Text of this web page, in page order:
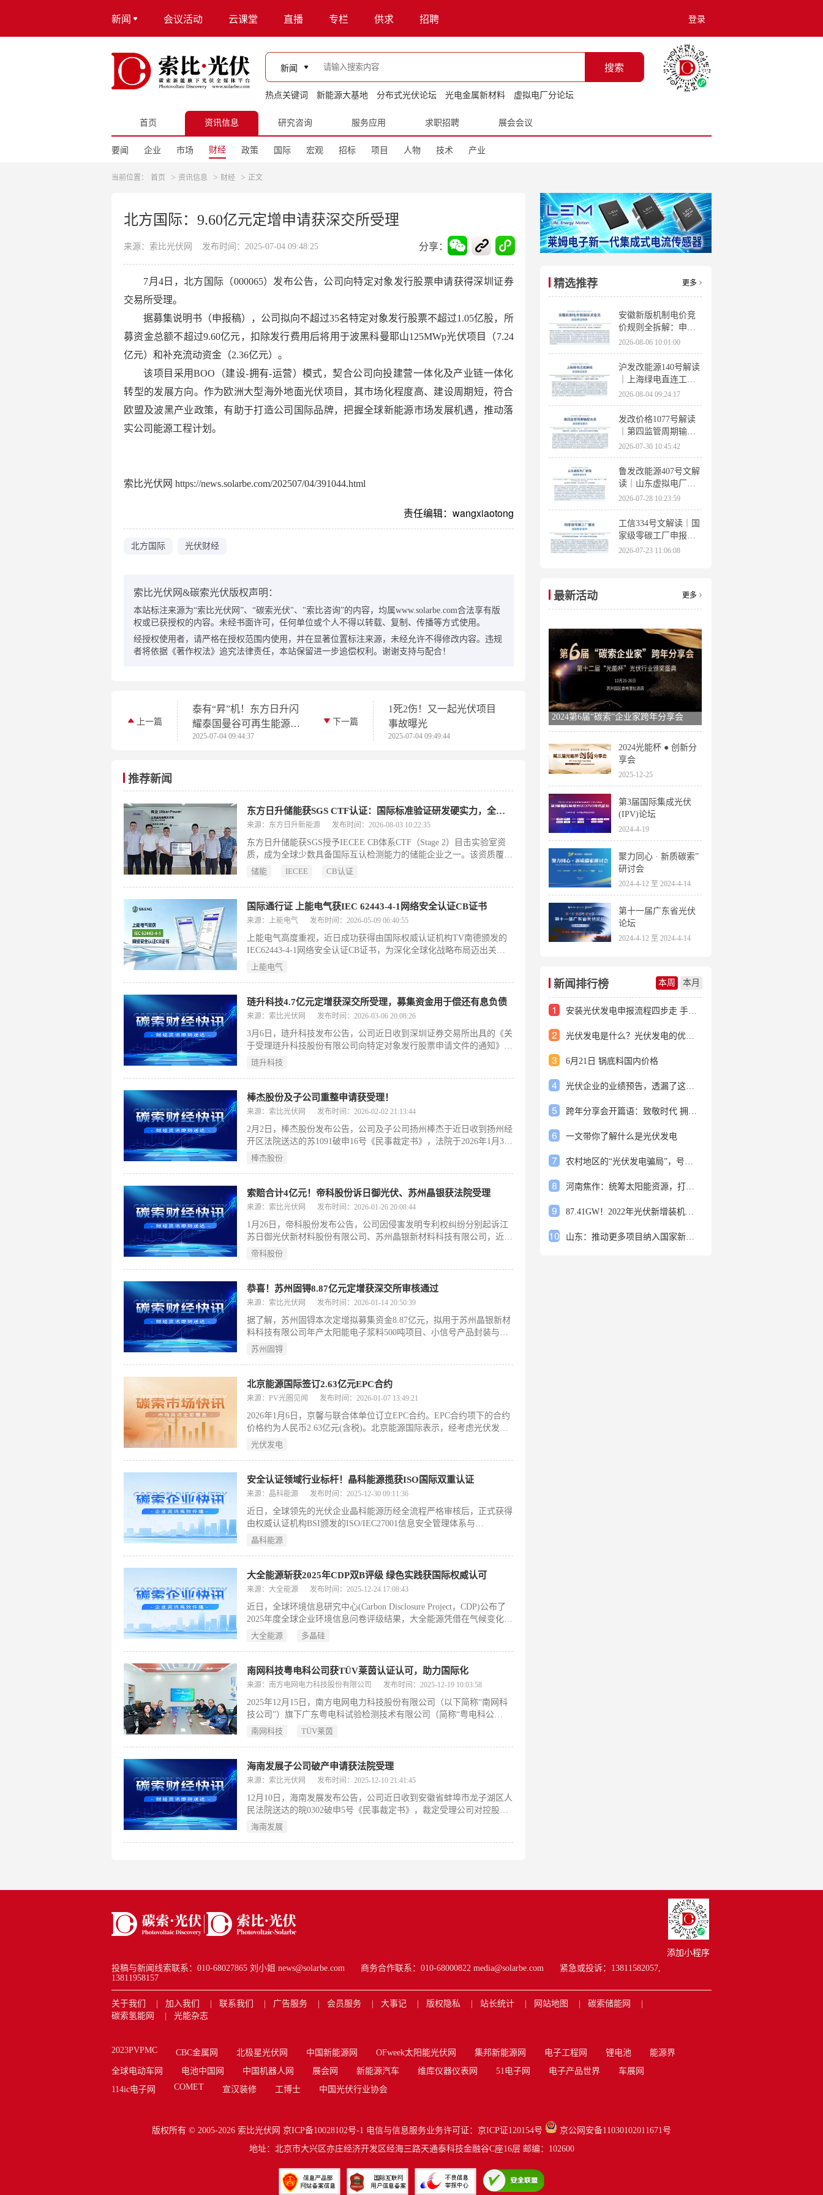
新闻 会议活动 云课堂 直播 专栏 供求 招聘 登录
新闻 搜索
热点关键词 新能源大基地 分布式光伏论坛 光电金属新材料 虚拟电厂分论坛
首页 资讯信息 研究咨询 服务应用 求职招聘 展会会议
要闻 企业 市场 财经 政策 国际 宏观 招标 项目 人物 技术 产业
当前位置： 首页 > 资讯信息 > 财经 > 正文
北方国际：9.60亿元定增申请获深交所受理
来源：索比光伏网 发布时间：2025-07-04 09:48:25 分享：
7月4日，北方国际（000065）发布公告，公司向特定对象发行股票申请获得深圳证券
交易所受理。
据募集说明书（申报稿），公司拟向不超过35名特定对象发行股票不超过1.05亿股，所
募资金总额不超过9.60亿元，扣除发行费用后将用于波黑科曼耶山125MWp光伏项目（7.24
亿元）和补充流动资金（2.36亿元）。
该项目采用BOO（建设-拥有-运营）模式，契合公司向投建营一体化及产业链一体化
转型的发展方向。作为欧洲大型海外地面光伏项目，其市场化程度高、建设周期短，符合
欧盟及波黑产业政策，有助于打造公司国际品牌，把握全球新能源市场发展机遇，推动落
实公司能源工程计划。
索比光伏网 https://news.solarbe.com/202507/04/391044.html
责任编辑：wangxiaotong
北方国际 光伏财经
索比光伏网&碳索光伏版权声明：
本站标注来源为“索比光伏网”、“碳索光伏"、"索比咨询”的内容，均属www.solarbe.com合法享有版
权或已获授权的内容。未经书面许可，任何单位或个人不得以转载、复制、传播等方式使用。
经授权使用者，请严格在授权范围内使用，并在显著位置标注来源，未经允许不得修改内容。违规
者将依据《著作权法》追究法律责任，本站保留进一步追偿权利。谢谢支持与配合！
上一篇
泰有“昇”机！东方日升闪
耀泰国曼谷可再生能源
展，照亮东南亚零碳未来
2025-07-04 09:44:37
下一篇
1死2伤！又一起光伏项目
事故曝光
2025-07-04 09:49:44
推荐新闻
东方日升储能获SGS CTF认证：国际标准验证研发硬实力，全球技术竞争力再升级
来源：东方日升新能源 发布时间：2026-08-03 10:22:35
东方日升储能获SGS授予IECEE CB体系CTF（Stage 2）目击实验室资
质，成为全球少数具备国际互认检测能力的储能企业之一。该资质覆盖
全系列产品，显著加速欧洲等市场准入，缩短新品迭代周期，彰显其研
储能 IECEE CB认证
国际通行证 上能电气获IEC 62443-4-1网络安全认证CB证书
来源：上能电气 发布时间：2026-05-09 06:40:55
上能电气高度重视，近日成功获得由国际权威认证机构TV南德颁发的
IEC62443-4-1网络安全认证CB证书，为深化全球化战略布局迈出关键
一步。基于这一贯穿产品全生命周期的安全理念，上能电气在工控网络
领域的“黄金准则”，受到欧盟、美国、加拿大、日本等多个区域及国家
的广泛认可。
上能电气
琏升科技4.7亿元定增获深交所受理，募集资金用于偿还有息负债
来源：索比光伏网 发布时间：2026-03-06 20:08:26
3月6日，琏升科技发布公告，公司近日收到深圳证券交易所出具的《关
于受理琏升科技股份有限公司向特定对象发行股票申请文件的通知》，
深交所依据相关规定对公司报送的向特定对象发行股票的申请文件进行
（含本数）A股普通股，募集资金不超过4.7亿元用于补充流动资金和偿
还有息负债。
琏升科技
棒杰股份及子公司重整申请获受理！
来源：索比光伏网 发布时间：2026-02-02 21:13:44
2月2日，棒杰股份发布公告，公司及子公司扬州棒杰于近日收到扬州经
开区法院送达的苏1091破申16号《民事裁定书》，法院于2026年1月30
日裁定受理兴业银行股份有限公司苏州分行对扬州棒杰的重整申请，本
棒杰股份
索赔合计4亿元！帝科股份诉日御光伏、苏州晶银获法院受理
来源：索比光伏网 发布时间：2026-01-26 20:08:44
1月26日，帝科股份发布公告，公司因侵害发明专利权纠纷分别起诉江
苏日御光伏新材料股份有限公司、苏州晶银新材料科技有限公司，近日
上述诉讼已获江苏省高级人民法院受理，截至本公告披露日，上述案件
帝科股份
恭喜！苏州固锝8.87亿元定增获深交所审核通过
来源：索比光伏网 发布时间：2026-01-14 20:50:39
据了解，苏州固锝本次定增拟募集资金8.87亿元，拟用于苏州晶银新材
料科技有限公司年产太阳能电子浆料500吨项目、小信号产品封装与测
试项目、固锝（苏州）创新研究院项目以及补充流动资金。
苏州固锝
北京能源国际签订2.63亿元EPC合约
来源：PV光圈见闻 发布时间：2026-01-07 13:49:21
2026年1月6日，京馨与联合体单位订立EPC合约。EPC合约项下的合约
价格约为人民币2.63亿元(含税)。北京能源国际表示，经考虑光伏发电
及清洁能源项目于中国的发展及预计投资回报，公司对该行业于可见未
布拟斥资约3.71亿元收购扬州泰润新能源电力发展有限公司70%股权。
光伏发电
安全认证领域行业标杆！晶科能源揽获ISO国际双重认证
来源：晶科能源 发布时间：2025-12-30 09:11:36
近日，全球领先的光伏企业晶科能源历经全流程严格审核后，正式获得
由权威认证机构BSI颁发的ISO/IEC27001信息安全管理体系与
ISO/IEC27701隐私信息管理体系双重国际认证。这标志着晶科能源在
隐私保护视为企业可持续发展的核心生命线。
晶科能源
大全能源斩获2025年CDP双B评级 绿色实践获国际权威认可
来源：大全能源 发布时间：2025-12-24 17:08:43
近日，全球环境信息研究中心(Carbon Disclosure Project，CDP)公布了
2025年度全球企业环境信息问卷评级结果，大全能源凭借在气候变化应
对与水安全管理领域的系统性实践与显著成效，双双斩获B级评分(管理
大全能源 多晶硅
南网科技粤电科公司获TÜV莱茵认证认可，助力国际化
来源：南方电网电力科技股份有限公司 发布时间：2025-12-19 10:03:58
2025年12月15日，南方电网电力科技股份有限公司（以下简称“南网科
技公司”）旗下广东粤电科试验检测技术有限公司（简称“粤电科公
司”）与德国莱茵TÜV（简称“TÜV莱茵”）合作实验室授牌仪式成功举
理体系的卓越实力，更是南网科技公司深化国际化战略、提升全球服务
能力的重要成果。
南网科技 TÜV莱茵
海南发展子公司破产申请获法院受理
来源：索比光伏网 发布时间：2025-12-10 21:41:45
12月10日，海南发展发布公告，公司近日收到安徽省蚌埠市龙子湖区人
民法院送达的皖0302破申5号《民事裁定书》，裁定受理公司对控股子
公司海控三鑫(蚌埠)新能源材料有限公司的破产清算申请。此前，海南
海南发展
精选推荐 更多
安徽新版机制电价竞
价规则全拆解：申报
条件、保函罚则、出
清机制、聚合商门槛
2026-08-06 10:01:00
沪发改能源140号解读
｜上海绿电直连工作
方案 申报条件、源荷
指标、场景优先级全
梳理
2026-08-04 09:24:17
发改价格1077号解读
｜第四监管周期输配
电价落地 电量电价下
调容量电价上调
2026-07-30 10:45:42
鲁发改能源407号文解
读｜山东虚拟电厂管
理办法全文 分布式光
伏打包入市规则详解
2026-07-28 10:23:59
工信334号文解读｜国
家级零碳工厂申报条
件、三大硬性指标、
2026-07-23 11:06:08
最新活动 更多
2024第6届“碳索”企业家跨年分享会
2024光能杯 ● 创新分
享会
2025-12-25
第3届国际集成光伏
(IPV)论坛
2024-4-19
聚力同心 · 新质碳索”
研讨会
2024-4-12 至 2024-4-14
第十一届广东省光伏
论坛
2024-4-12 至 2024-4-14
新闻排行榜 本周 本月
1 安装光伏发电申报流程四步走 手把手教你装起光伏电站
2 光伏发电是什么？光伏发电的优缺点有哪些？
3 6月21日 锅底料国内价格
4 光伏企业的业绩预告，透漏了这些信号
5 跨年分享会开篇语：致敬时代 拥抱变革
6 一文带你了解什么是光伏发电
7 农村地区的“光伏发电骗局”，号称能用屋顶赚钱，不少人已经上当
8 河南焦作：统筹太阳能资源，打造百万千瓦级光伏基地
9 87.41GW！2022年光伏新增装机规模发布
10 山东：推动更多项目纳入国家新增风光大基地项目
添加小程序
投稿与新闻线索联系：010-68027865 刘小姐 news@solarbe.com
商务合作联系：010-68000822 media@solarbe.com
紧急或投诉：13811582057,
13811958157
关于我们 加入我们 联系我们 广告服务 会员服务 大事记 版权隐私 站长统计 网站地图
碳索储能网
碳索氢能网
光能杂志
2023PVPMC CBC金属网 北极星光伏网 中国新能源网 OFweek太阳能光伏网 集邦新能源网 电子工程网 锂电池
能源界
全球电动车网
电池中国网 中国机器人网 展会网 新能源汽车 维库仪器仪表网 51电子网 电子产品世界
车展网
114ic电子网
COMET 宣汉装修 工博士 中国光伏行业协会
版权所有 © 2005-2026 索比光伏网 京ICP备10028102号-1 电信与信息服务业务许可证：京ICP证120154号
京公网安备11030102011671号
地址：北京市大兴区亦庄经济开发区经海三路天通泰科技金融谷C座16层 邮编：102600